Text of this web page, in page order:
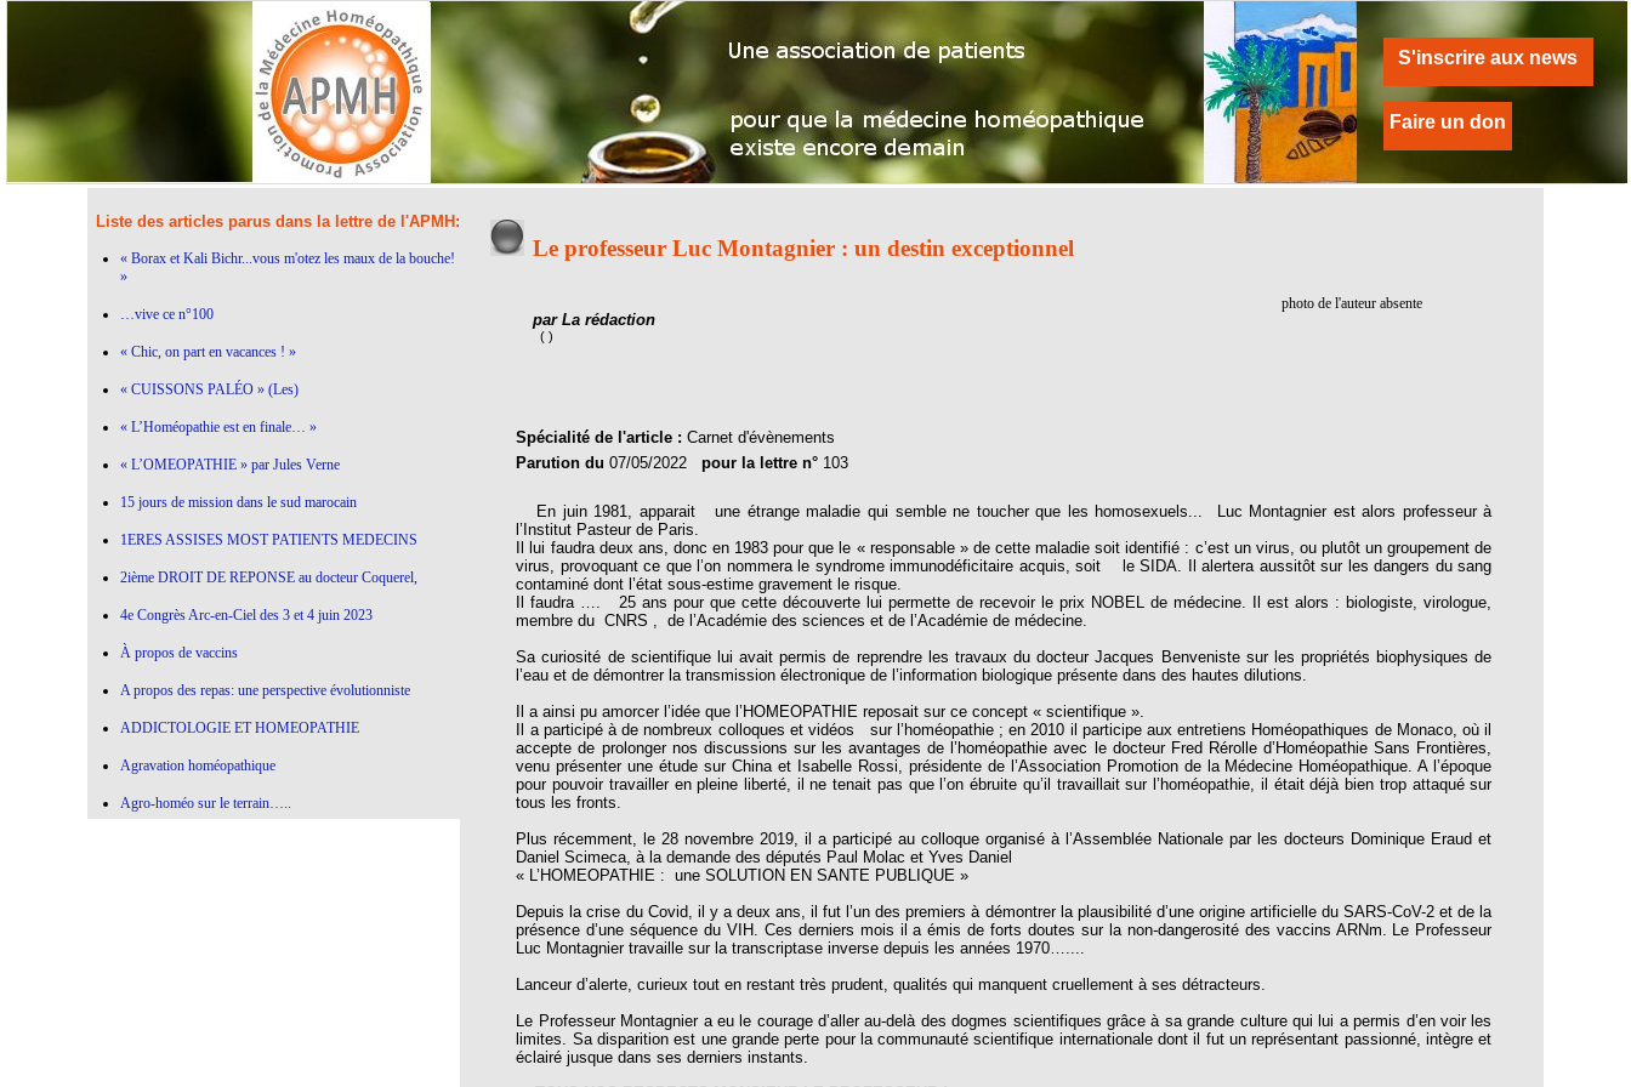
S'inscrire aux news
Faire un don
Liste des articles parus dans la lettre de l'APMH:
« Borax et Kali Bichr...vous m'otez les maux de la bouche!
»
…vive ce n°100
« Chic, on part en vacances ! »
« CUISSONS PALÉO » (Les)
« L’Homéopathie est en finale… »
« L’OMEOPATHIE » par Jules Verne
15 jours de mission dans le sud marocain
1ERES ASSISES MOST PATIENTS MEDECINS
2ième DROIT DE REPONSE au docteur Coquerel,
4e Congrès Arc-en-Ciel des 3 et 4 juin 2023
À propos de vaccins
A propos des repas: une perspective évolutionniste
ADDICTOLOGIE ET HOMEOPATHIE
Agravation homéopathique
Agro-homéo sur le terrain…..
Le professeur Luc Montagnier : un destin exceptionnel
photo de l'auteur absente
par La rédaction
( )
Spécialité de l'article :Carnet d'évènements
Parution du07/05/2022pour la lettre n° 103
En juin 1981, apparait une étrange maladie qui semble ne toucher que les homosexuels... Luc Montagnier est alors professeur à
l’Institut Pasteur de Paris.
Il lui faudra deux ans, donc en 1983 pour que le « responsable » de cette maladie soit identifié : c’est un virus, ou plutôt un groupement de
virus, provoquant ce que l’on nommera le syndrome immunodéficitaire acquis, soit le SIDA. Il alertera aussitôt sur les dangers du sang
contaminé dont l’état sous-estime gravement le risque.
Il faudra …. 25 ans pour que cette découverte lui permette de recevoir le prix NOBEL de médecine. Il est alors : biologiste, virologue,
membre du CNRS , de l’Académie des sciences et de l’Académie de médecine.
Sa curiosité de scientifique lui avait permis de reprendre les travaux du docteur Jacques Benveniste sur les propriétés biophysiques de
l’eau et de démontrer la transmission électronique de l’information biologique présente dans des hautes dilutions.
Il a ainsi pu amorcer l’idée que l’HOMEOPATHIE reposait sur ce concept « scientifique ».
Il a participé à de nombreux colloques et vidéos sur l’homéopathie ; en 2010 il participe aux entretiens Homéopathiques de Monaco, où il
accepte de prolonger nos discussions sur les avantages de l’homéopathie avec le docteur Fred Rérolle d’Homéopathie Sans Frontières,
venu présenter une étude sur China et Isabelle Rossi, présidente de l’Association Promotion de la Médecine Homéopathique. A l’époque
pour pouvoir travailler en pleine liberté, il ne tenait pas que l’on ébruite qu’il travaillait sur l’homéopathie, il était déjà bien trop attaqué sur
tous les fronts.
Plus récemment, le 28 novembre 2019, il a participé au colloque organisé à l’Assemblée Nationale par les docteurs Dominique Eraud et
Daniel Scimeca, à la demande des députés Paul Molac et Yves Daniel
« L’HOMEOPATHIE : une SOLUTION EN SANTE PUBLIQUE »
Depuis la crise du Covid, il y a deux ans, il fut l’un des premiers à démontrer la plausibilité d’une origine artificielle du SARS-CoV-2 et de la
présence d’une séquence du VIH. Ces derniers mois il a émis de forts doutes sur la non-dangerosité des vaccins ARNm. Le Professeur
Luc Montagnier travaille sur la transcriptase inverse depuis les années 1970…....
Lanceur d’alerte, curieux tout en restant très prudent, qualités qui manquent cruellement à ses détracteurs.
Le Professeur Montagnier a eu le courage d’aller au-delà des dogmes scientifiques grâce à sa grande culture qui lui a permis d’en voir les
limites. Sa disparition est une grande perte pour la communauté scientifique internationale dont il fut un représentant passionné, intègre et
éclairé jusque dans ses derniers instants.